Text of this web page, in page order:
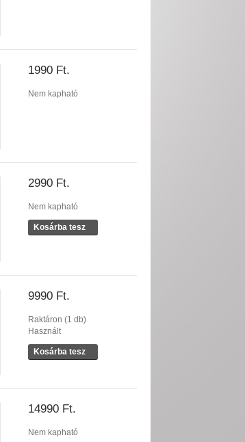
1990 Ft.
Nem kapható
2990 Ft.
Nem kapható
Kosárba tesz
9990 Ft.
Raktáron (1 db)
Használt
Kosárba tesz
14990 Ft.
Nem kapható